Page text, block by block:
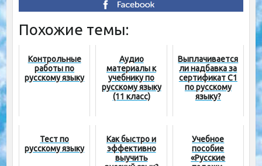
Похожие темы:
Контрольные
работы по
русскому языку
Аудио
материалы к
учебнику по
русскому языку
(11 класс)
Выплачивается
ли надбавка за
сертификат C1
по русскому
языку?
Тест по
русскому языку
Как быстро и
эффективно
выучить
Учебное
пособие
«Русские